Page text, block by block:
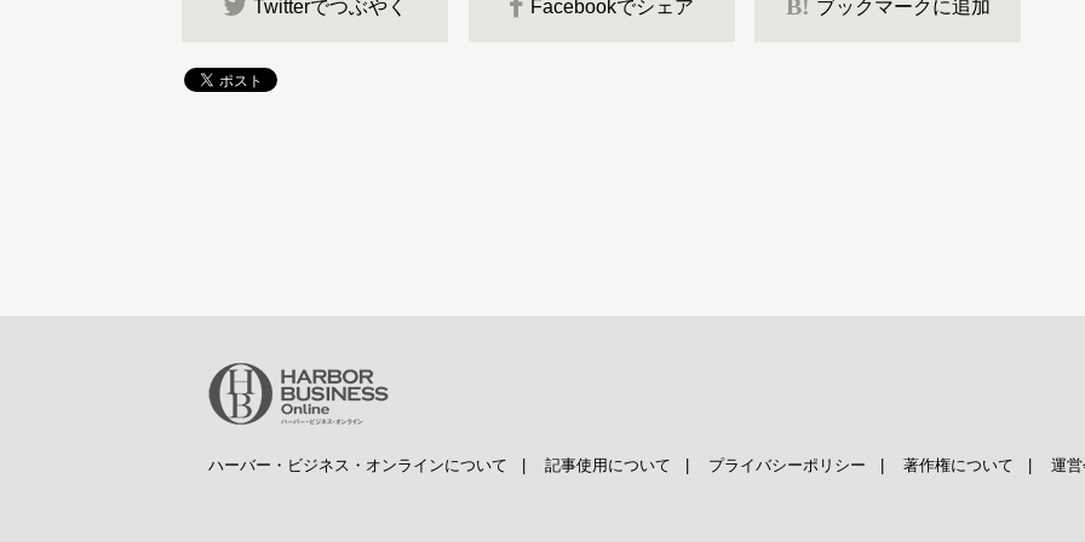
Twitterでつぶやく Facebookでシェア B! ブックマークに追加
ハーバー・ビジネス・オンラインについて 記事使用について プライバシーポリシー 著作権について 運